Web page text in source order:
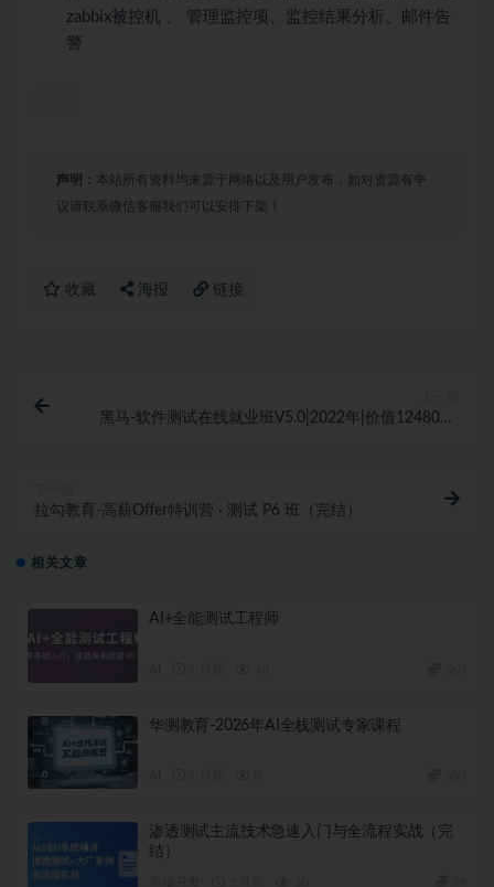
zabbix被控机 、 管理监控项、监控结果分析、邮件告
警
声明： 本站所有资料均来源于网络以及用户发布，如对资源有争
议请联系微信客服我们可以安排下架！
收藏 海报 链接
黑马-软件测试在线就业班V5.0|2022年|价值12480元|
拉勾教育-高薪Offer特训营 · 测试 P6 班（完结）
相关文章
AI+全能测试工程师
华测教育-2026年AI全栈测试专家课程
渗透测试主流技术急速入门与全流程实战（完
结）